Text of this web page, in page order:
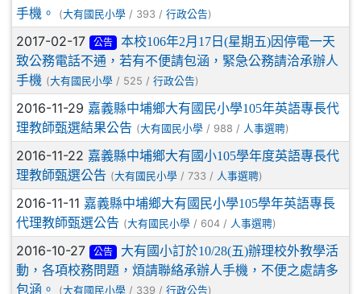
手機。
(大有國民小學 / 393 / 行政公告)
2017-02-17 公告
本校106年2月17日(星期五)因停電一天
致公務電話不通，若有不便請包涵，緊急公務請洽承辦人
手機 (大有國民小學 / 525 / 行政公告)
2016-11-29 嘉義縣中埔鄉大有國民小學105年英語專長代
理教師甄選結果公告 (大有國民小學 / 988 / 人事選聘)
2016-11-22 嘉義縣中埔鄉大有國小105學年度英語專長代
理教師甄選公告 (大有國民小學 / 733 / 人事選聘)
2016-11-11 嘉義縣中埔鄉大有國民小學105學年英語專長
代理教師甄選公告 (大有國民小學 / 604 / 人事選聘)
2016-10-27 公告
大有國小訂於10/28(五)辦理校外教學活
動，各項校務問題，煩請聯絡承辦人手機，不便之處請多
包涵。
(大有國民小學 / 339 / 行政公告)